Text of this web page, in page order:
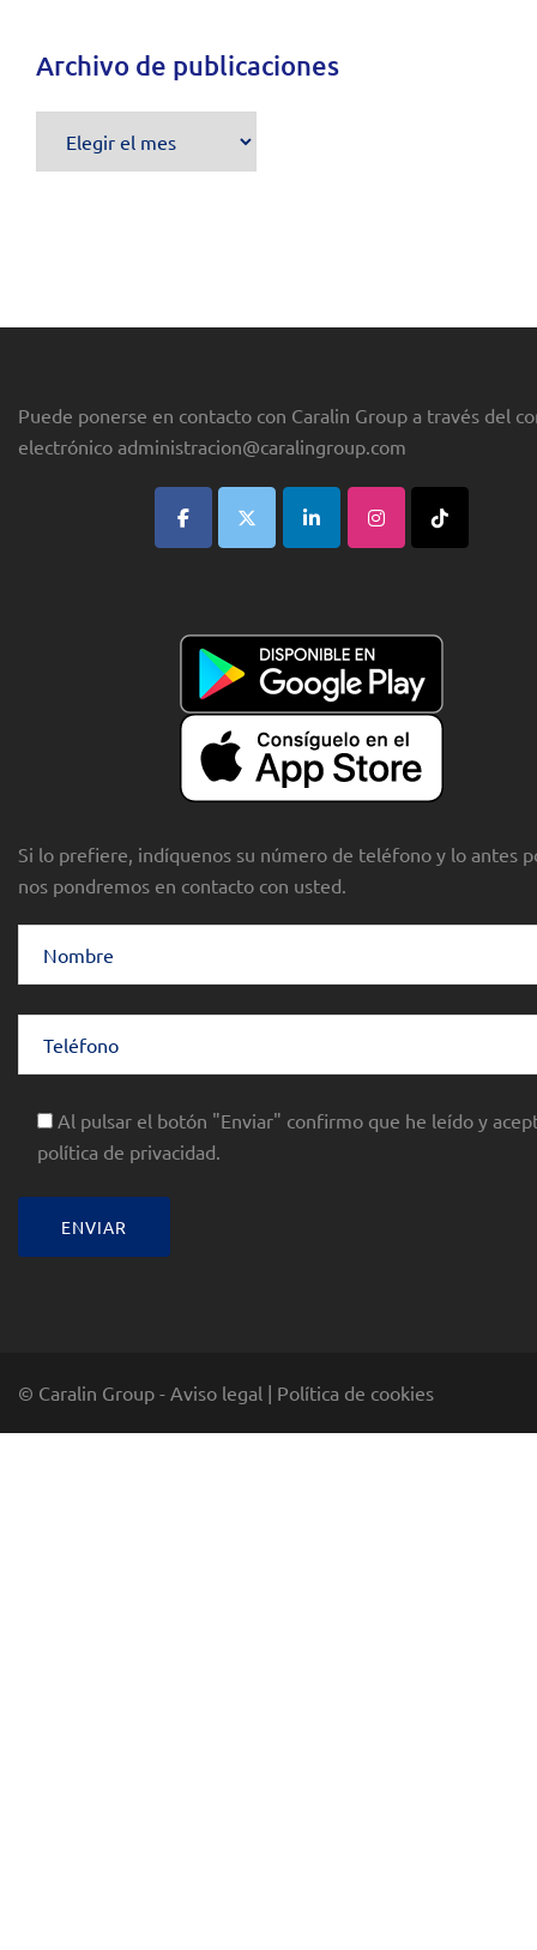
Archivo de publicaciones
Puede ponerse en contacto con Caralin Group a través del
electrónico administracion@caralingroup.com
Si lo prefiere, indíquenos su número de teléfono y lo antes
nos pondremos en contacto con usted.
Al pulsar el botón "Enviar" confirmo que he leído y
política de privacidad.
© Caralin Group - Aviso legal | Política de cookies